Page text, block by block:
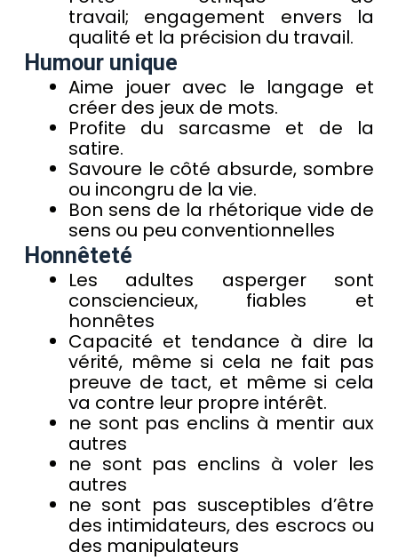
travail; engagement envers la
qualité et la précision du travail.
Humour unique
Aime jouer avec le langage et
créer des jeux de mots.
Profite du sarcasme et de la
satire.
Savoure le côté absurde, sombre
ou incongru de la vie.
Bon sens de la rhétorique vide de
sens ou peu conventionnelles
Honnêteté
Les adultes asperger sont
consciencieux, fiables et
honnêtes
Capacité et tendance à dire la
vérité, même si cela ne fait pas
preuve de tact, et même si cela
va contre leur propre intérêt.
ne sont pas enclins à mentir aux
autres
ne sont pas enclins à voler les
autres
ne sont pas susceptibles d’être
des intimidateurs, des escrocs ou
des manipulateurs